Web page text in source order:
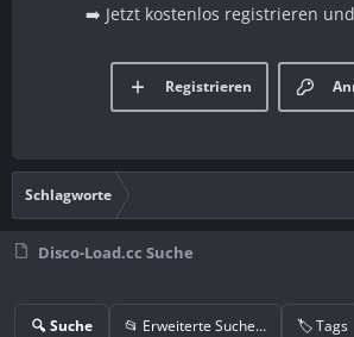
➡️ Jetzt kostenlos registrieren
Registrieren
Schlagworte
Disco-Load.cc Suche
🔍 Suche 📂 Erweiterte Suche… 🏷️ Tags